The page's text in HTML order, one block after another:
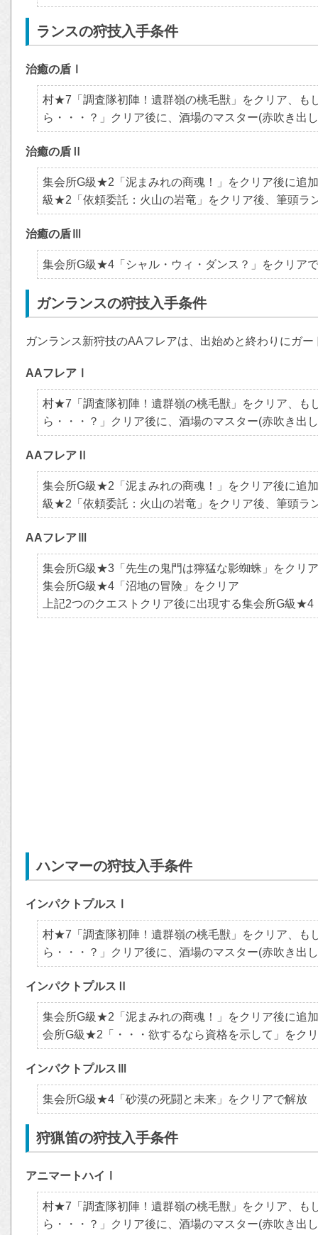
ランスの狩技入手条件
治癒の盾Ⅰ
村★7「調査隊初陣！遺群嶺の桃毛獣」をクリア、も
ら・・・？」クリア後に、酒場のマスター(赤吹き出
治癒の盾Ⅱ
集会所G級★2「泥まみれの商魂！」をクリア後に追
級★2「依頼委託：火山の岩竜」をクリア後、筆頭ラ
治癒の盾Ⅲ
集会所G級★4「シャル・ウィ・ダンス？」をクリア
ガンランスの狩技入手条件
ガンランス新狩技のAAフレアは、出始めと終わりにガー
AAフレアⅠ
村★7「調査隊初陣！遺群嶺の桃毛獣」をクリア、も
ら・・・？」クリア後に、酒場のマスター(赤吹き出
AAフレアⅡ
集会所G級★2「泥まみれの商魂！」をクリア後に追
級★2「依頼委託：火山の岩竜」をクリア後、筆頭ラ
AAフレアⅢ
集会所G級★3「先生の鬼門は獰猛な影蜘蛛」をクリア
集会所G級★4「沼地の冒険」をクリア
上記2つのクエストクリア後に出現する集会所G級
ハンマーの狩技入手条件
インパクトプルスⅠ
村★7「調査隊初陣！遺群嶺の桃毛獣」をクリア、も
ら・・・？」クリア後に、酒場のマスター(赤吹き出
インパクトプルスⅡ
集会所G級★2「泥まみれの商魂！」をクリア後に追
会所G級★2「・・・欲するなら資格を示して」をク
インパクトプルスⅢ
集会所G級★4「砂漠の死闘と未来」をクリアで解放
狩猟笛の狩技入手条件
アニマートハイⅠ
村★7「調査隊初陣！遺群嶺の桃毛獣」をクリア、も
ら・・・？」クリア後に、酒場のマスター(赤吹き出